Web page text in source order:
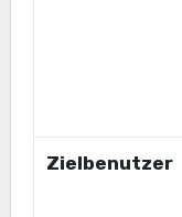
Zielbenutzer